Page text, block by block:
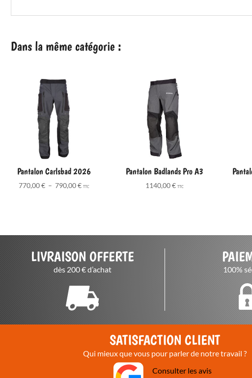
Dans la même catégorie :
Pantalon Carlsbad 2026
770,00€ – 790,00€Plage
TTC
Pantalon Badlands Pro A3
1140,00€ TTC
LIVRAISON OFFERTE
dès 200 € d’achat 100%
SATISFACTION CLIENT
Qui mieux que vous pour parler de notre travail ?
Consulter les avis